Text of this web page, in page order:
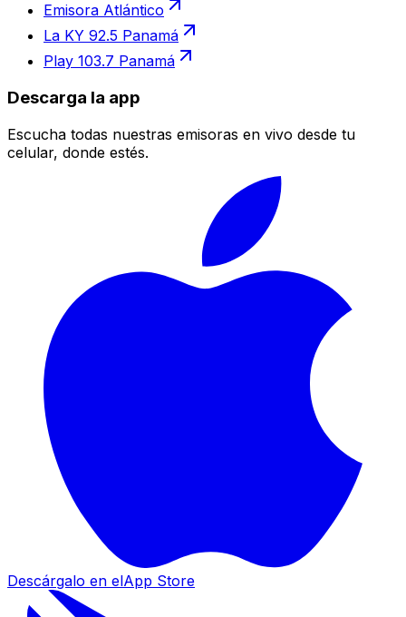
Emisora Atlántico
La KY 92.5 Panamá
Play 103.7 Panamá
Descarga la app
Escucha todas nuestras emisoras en vivo desde tu
celular, donde estés.
Descárgalo en elApp Store